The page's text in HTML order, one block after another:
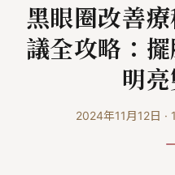
黑眼圈改善
議全攻略：
明亮
2024年11月12日 ·